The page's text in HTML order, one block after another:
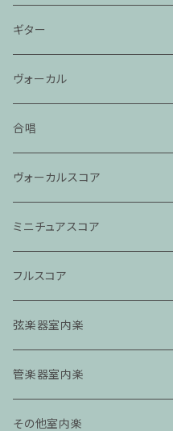
ギター
ヴォーカル
合唱
ヴォーカルスコア
ミニチュアスコア
フルスコア
弦楽器室内楽
管楽器室内楽
その他室内楽